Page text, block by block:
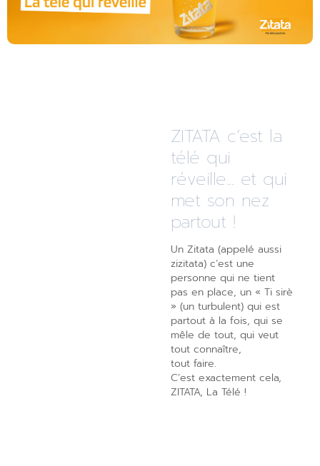
ZITATA c’est la
télé qui
réveille... et qui
met son nez
partout !
Un Zitata (appelé aussi
zizitata) c’est une
personne qui ne tient
pas en place, un « Ti sirè
» (un turbulent) qui est
partout à la fois, qui se
mêle de tout, qui veut
tout connaître,
tout faire.
C’est exactement cela,
ZITATA, La Télé !